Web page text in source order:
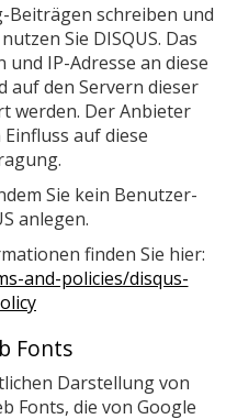
Beiträgen schreiben und
Sie DISQUS. Das
IP-Adresse an diese
auf den Servern dieser
werden. Der Anbieter
auf diese
Sie kein Benutzer-
anlegen.
finden Sie hier:
and-policies/disqus-
Fonts
Darstellung von
Fonts, die von Google